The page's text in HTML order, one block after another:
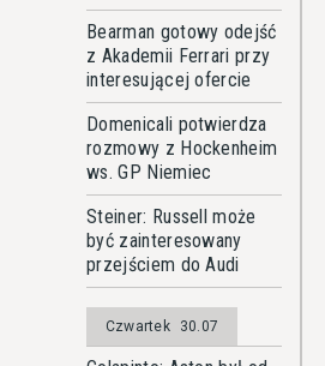
Bearman gotowy odejść
z Akademii Ferrari przy
interesującej ofercie
Domenicali potwierdza
rozmowy z Hockenheim
ws. GP Niemiec
Steiner: Russell może
być zainteresowany
przejściem do Audi
Czwartek 30.07